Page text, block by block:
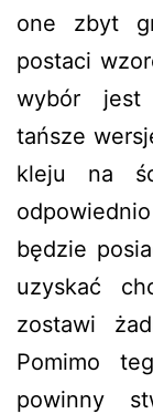
one zbyt
postaci
wybór jest
tańsze
kleju na
będzie
uzyskać
zostawi
Pomimo
powinny